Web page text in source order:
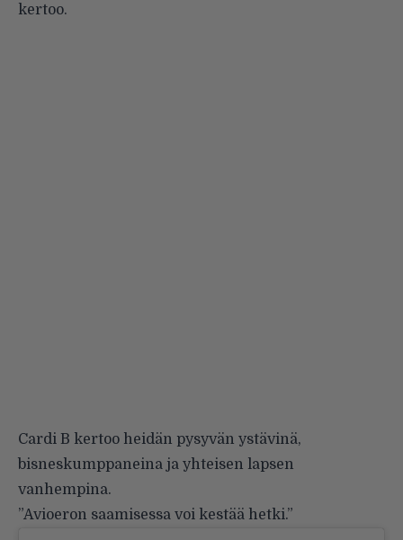
kertoo.
Cardi B kertoo heidän pysyvän ystävinä,
bisneskumppaneina ja yhteisen lapsen
vanhempina.
”Avioeron saamisessa voi kestää hetki.”